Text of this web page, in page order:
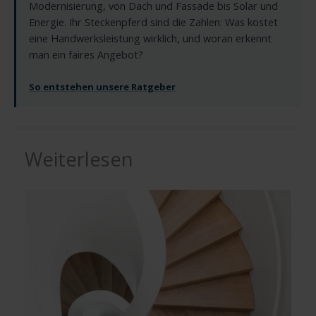
Modernisierung, von Dach und Fassade bis Solar und
Energie. Ihr Steckenpferd sind die Zahlen: Was kostet
eine Handwerksleistung wirklich, und woran erkennt
man ein faires Angebot?
So entstehen unsere Ratgeber
Weiterlesen